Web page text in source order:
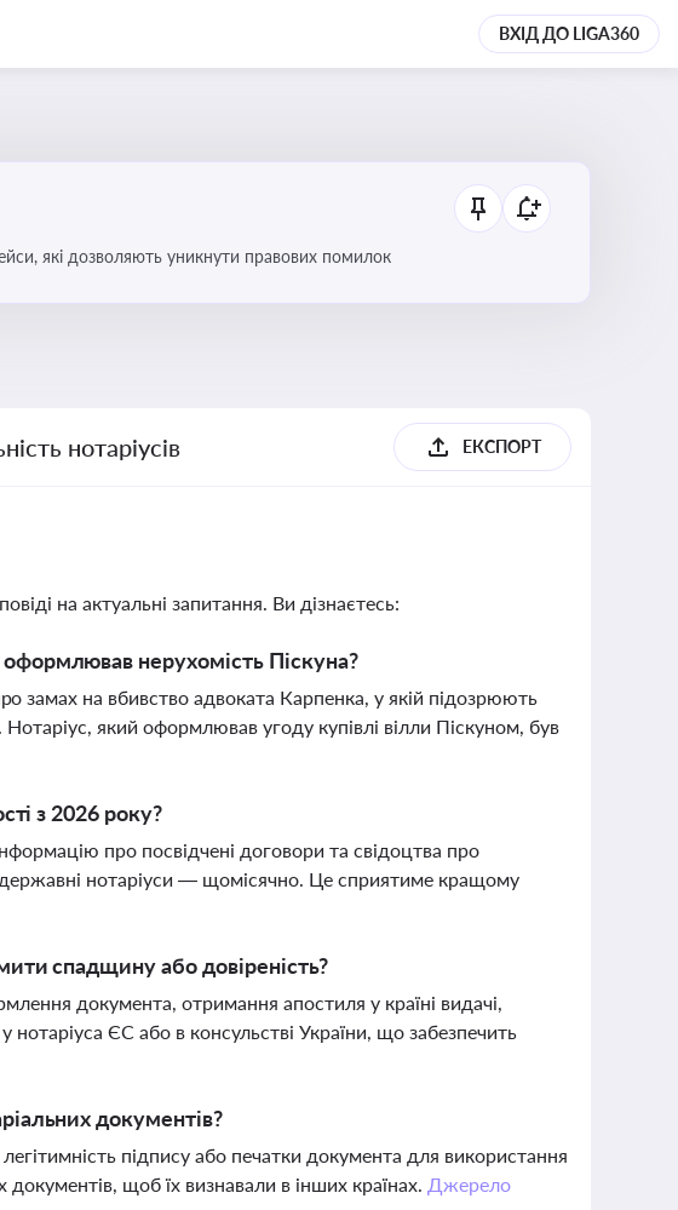
ВХІД ДО LIGA360
які дозволяють уникнути правових помилок
нотаріусів ЕКСПОРТ
на актуальні запитання. Ви дізнаєтесь:
нерухомість Піскуна?
замах на вбивство адвоката Карпенка, у якій підозрюють
який оформлював угоду купівлі вілли Піскуном, був
з 2026 року?
про посвідчені договори та свідоцтва про
нотаріуси — щомісячно. Це сприятиме кращому
спадщину або довіреність?
документа, отримання апостиля у країні видачі,
ЄС або в консульстві України, що забезпечить
документів?
підпису або печатки документа для використання
щоб їх визнавали в інших країнах. Джерело